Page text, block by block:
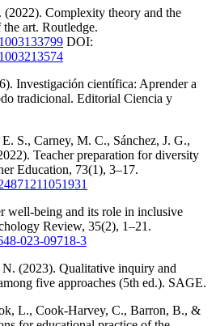
Complexity theory and the
the art. Routledge.
DOI:
Investigación científica: Aprender a
tradicional. Editorial Ciencia y
S., Carney, M. C., Sánchez, J. G.,
Teacher preparation for diversity
Education, 73(1), 3–17.
well-being and its role in inclusive
Review, 35(2), 1–21.
023-09718-3
(2023). Qualitative inquiry and
five approaches (5th ed.). SAGE.
L., Cook-Harvey, C., Barron, B., &